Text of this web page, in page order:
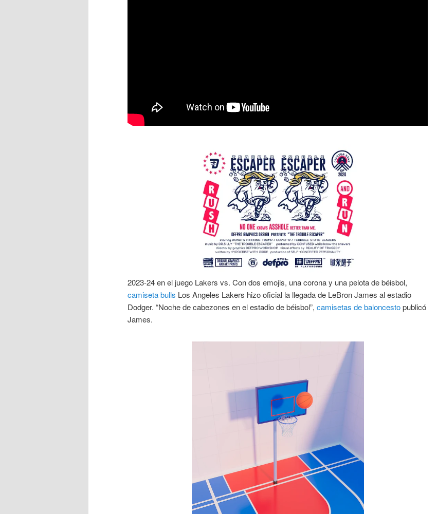
2023-24 en el juego Lakers vs. Con dos emojis, una corona y una pelota de béisbol,
camiseta bulls Los Angeles Lakers hizo oficial la llegada de LeBron James al estadio
Dodger. “Noche de cabezones en el estadio de béisbol”, camisetas de baloncestopublicó
James.